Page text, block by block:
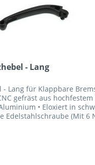
- Lang
- Lang für Klappbare
gefräst aus hochfestem
• Eloxiert in
Edelstahlschraube (Mit 6